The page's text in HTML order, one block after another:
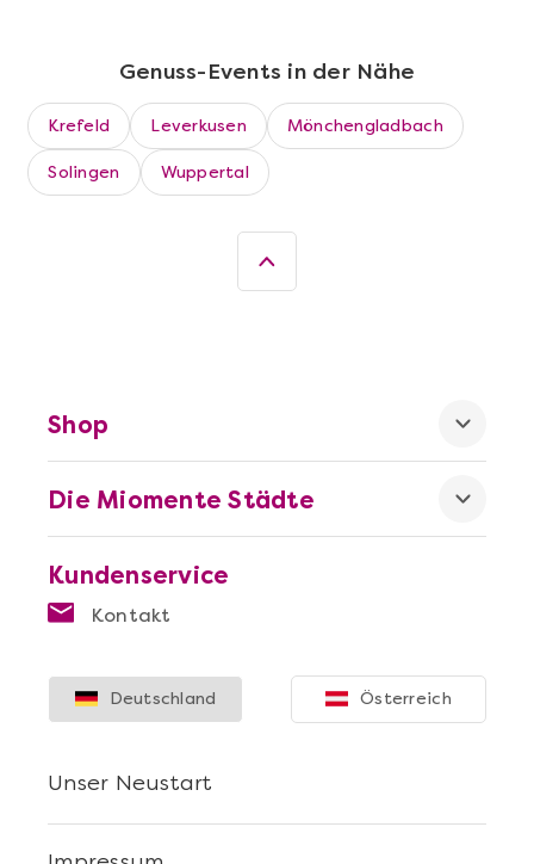
Mehr anzeigen
Sushi Basic Kurs Bonn
Genuss-Events in der Nähe
Krefeld Leverkusen Mönchengladbach
Solingen Wuppertal
Kundenservice
Kontakt
Die Miomente Städte
Shop
Unser Neustart
Deutschland Österreich